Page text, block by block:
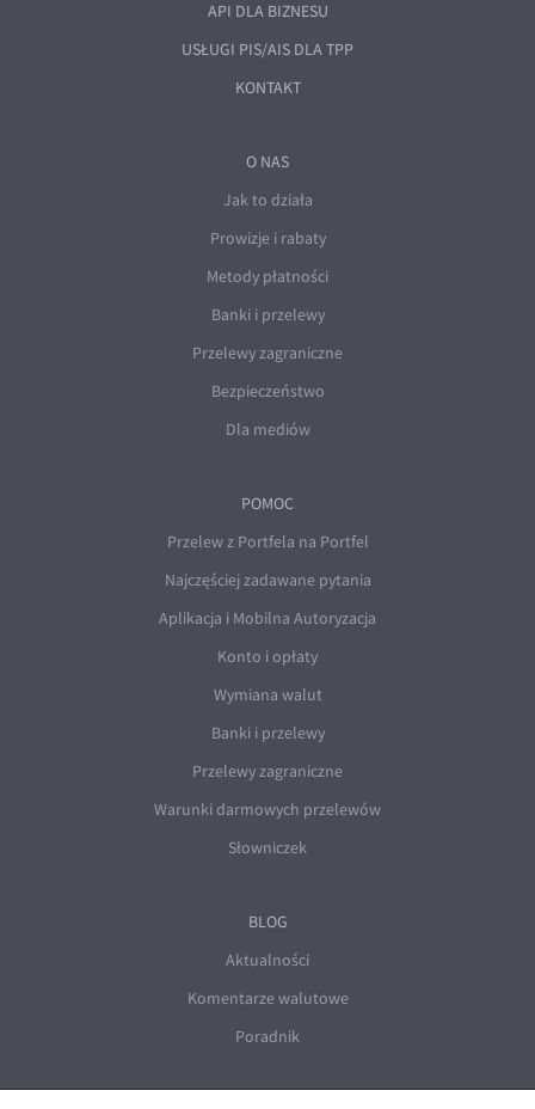
API DLA BIZNESU
USŁUGI PIS/AIS DLA TPP
KONTAKT
O NAS
Jak to działa
Prowizje i rabaty
Metody płatności
Banki i przelewy
Przelewy zagraniczne
Bezpieczeństwo
Dla mediów
POMOC
Przelew z Portfela na Portfel
Najczęściej zadawane pytania
Aplikacja i Mobilna Autoryzacja
Konto i opłaty
Wymiana walut
Banki i przelewy
Przelewy zagraniczne
Warunki darmowych przelewów
Słowniczek
BLOG
Aktualności
Komentarze walutowe
Poradnik